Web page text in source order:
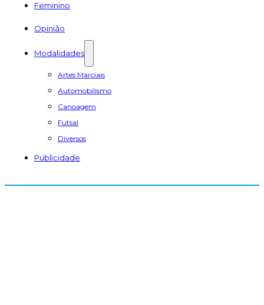
Feminino
Opinião
Modalidades
Artes Marciais
Automobilismo
Canoagem
Futsal
Diversos
Publicidade